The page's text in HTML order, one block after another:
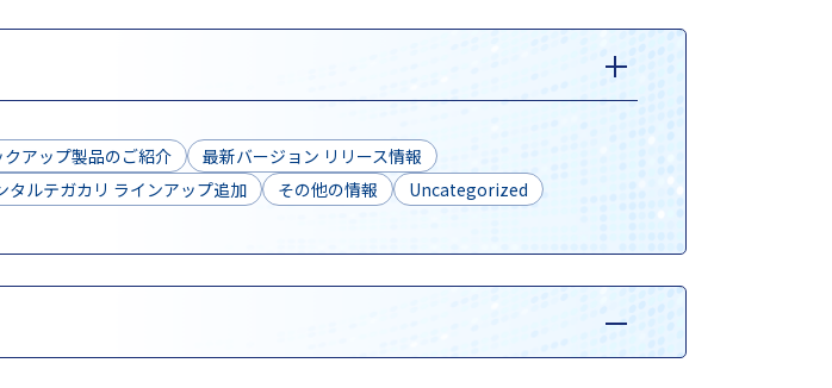
アップ製品のご紹介
最新バージョン リリース情報
タルテガカリ ラインアップ追加 その他の情報 Uncategorized